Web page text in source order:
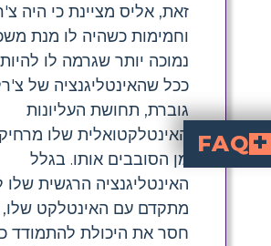
זאת, אליס מציינת כי היה
וחמימות כשהיה לו מנת
נמוכה יותר שגרמה לו
ככל שהאינטליגנציה של
גוברת, תחושת העליונות
האינטלקטואלית שלו
מן הסובבים אותו. בגלל
האינטליגנציה הרגשית שלו
מתקדם עם האינטלקט שלו,
חסר את היכולת להתמודד
FAQ